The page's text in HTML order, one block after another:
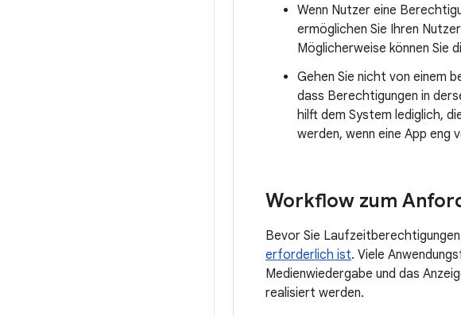
Wenn Nutzer eine
ermöglichen Sie Ihren
Möglicherweise können Sie
Gehen Sie nicht von einem
dass Berechtigungen in
hilft dem System lediglich,
werden, wenn eine App
Workflow zum
Bevor Sie
erforderlich ist. Viele
Medienwiedergabe und das
realisiert werden.